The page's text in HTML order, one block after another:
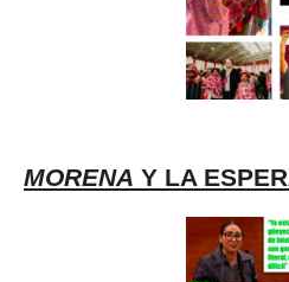
MORENA Y LA